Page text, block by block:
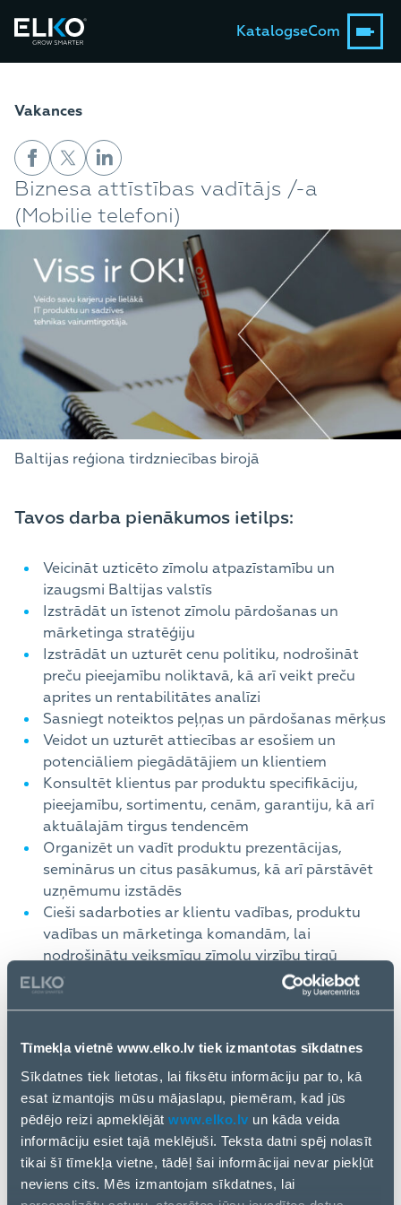
Tīmekļa vietnē www.elko.lv tiek izmantotas sīkdatnes
Sīkdatnes tiek lietotas, lai fiksētu informāciju par to, kā
esat izmantojis mūsu mājaslapu, piemēram, kad jūs
pēdējo reizi apmeklējāt www.elko.lv un kāda veida
informāciju esiet tajā meklējuši. Teksta datni spēj nolasīt
tikai šī tīmekļa vietne, tādēļ šai informācijai nevar piekļūt
neviens cits. Mēs izmantojam sīkdatnes, lai
KatalogseCom
Vakances
Biznesa attīstības vadītājs /-a
(Mobilie telefoni)
Baltijas reģiona tirdzniecības birojā
Tavos darba pienākumos ietilps:
Veicināt uzticēto zīmolu atpazīstamību un
izaugsmi Baltijas valstīs
Izstrādāt un īstenot zīmolu pārdošanas un
mārketinga stratēģiju
Izstrādāt un uzturēt cenu politiku, nodrošināt
preču pieejamību noliktavā, kā arī veikt preču
aprites un rentabilitātes analīzi
Sasniegt noteiktos peļņas un pārdošanas mērķus
Veidot un uzturēt attiecības ar esošiem un
potenciāliem piegādātājiem un klientiem
Konsultēt klientus par produktu specifikāciju,
pieejamību, sortimentu, cenām, garantiju, kā arī
aktuālajām tirgus tendencēm
Organizēt un vadīt produktu prezentācijas,
seminārus un citus pasākumus, kā arī pārstāvēt
uzņēmumu izstādēs
Cieši sadarboties ar klientu vadības, produktu
vadības un mārketinga komandām, lai
nodrošinātu veiksmīgu zīmolu virzību tirgū
Piedalīties ražotāju apmācībās un pastāvīgi
sekot līdzi tirgus attīstībai un jaunākajām
Mēs Tev piedāvāsim:
Ģimenei draudzīgu darba vietu
Iespēju veidot karjeru stabilā un starptautiskā
uzņēmumā ar ļoti labu reputāciju
Darbu reģionālā mērogā, sadarbojoties ar